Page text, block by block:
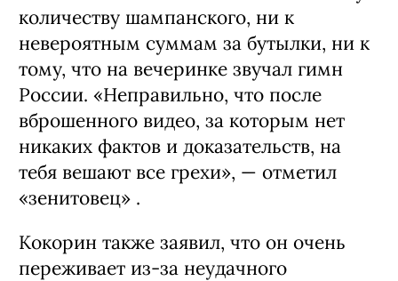
количеству шампанского, ни к
невероятным суммам за бутылки, ни к
тому, что на вечеринке звучал гимн
России. «Неправильно, что после
вброшенного видео, за которым нет
никаких фактов и доказательств, на
тебя вешают все грехи», — отметил
«зенитовец» .
Кокорин также заявил, что он очень
переживает из-за неудачного